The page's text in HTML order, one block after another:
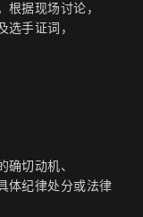
据现场讨论，
手证词，
切动机、
体纪律处分或法律